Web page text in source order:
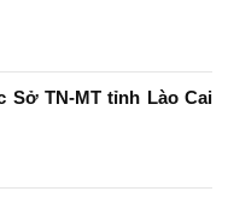
Sở TN-MT tỉnh Lào Cai